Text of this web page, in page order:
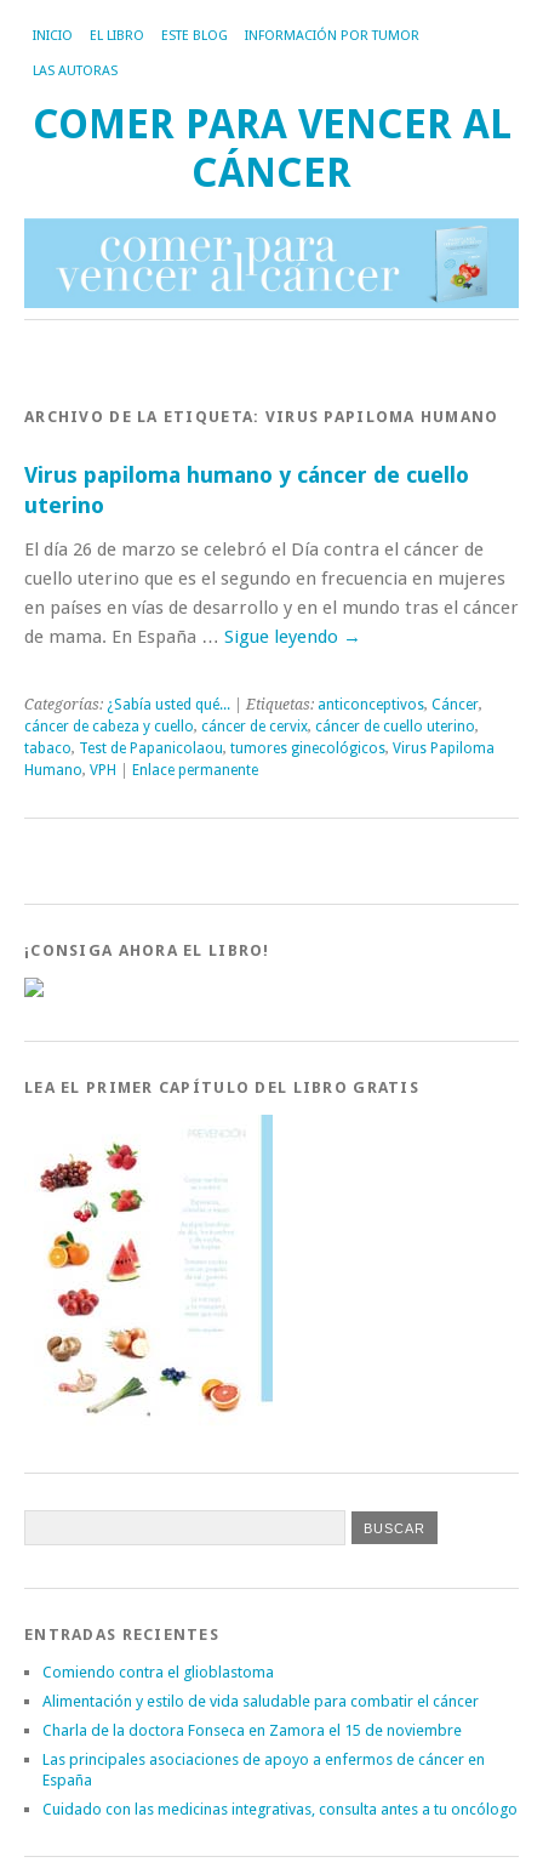
INICIO EL LIBRO ESTE BLOG INFORMACIÓN POR TUMOR
LAS AUTORAS
COMER PARA VENCER AL
CÁNCER
ARCHIVO DE LA ETIQUETA: VIRUS PAPILOMA HUMANO
Virus papiloma humano y cáncer de cuello
uterino
El día 26 de marzo se celebró el Día contra el cáncer de
cuello uterino que es el segundo en frecuencia en mujeres
en países en vías de desarrollo y en el mundo tras el cáncer
de mama. En España … Sigue leyendo →
Categorías: ¿Sabía usted qué... | Etiquetas: anticonceptivos, Cáncer,
cáncer de cabeza y cuello, cáncer de cervix, cáncer de cuello uterino,
tabaco, Test de Papanicolaou, tumores ginecológicos, Virus Papiloma
Humano, VPH Enlace permanente
¡CONSIGA AHORA EL LIBRO!
LEA EL PRIMER CAPÍTULO DEL LIBRO GRATIS
ENTRADAS RECIENTES
Comiendo contra el glioblastoma
Alimentación y estilo de vida saludable para combatir el cáncer
Charla de la doctora Fonseca en Zamora el 15 de noviembre
Las principales asociaciones de apoyo a enfermos de cáncer en
España
Cuidado con las medicinas integrativas, consulta antes a tu oncólogo